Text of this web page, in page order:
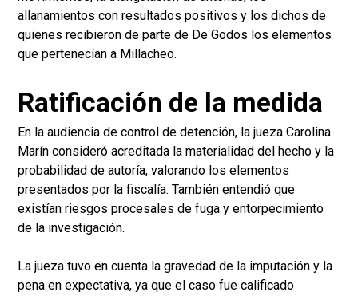
allanamientos con resultados positivos y los dichos de
quienes recibieron de parte de De Godos los elementos
que pertenecían a Millacheo.
Ratificación de la medida
En la audiencia de control de detención, la jueza Carolina
Marín consideró acreditada la materialidad del hecho y la
probabilidad de autoría, valorando los elementos
presentados por la fiscalía. También entendió que
existían riesgos procesales de fuga y entorpecimiento
de la investigación.
La jueza tuvo en cuenta la gravedad de la imputación y la
pena en expectativa, ya que el caso fue calificado